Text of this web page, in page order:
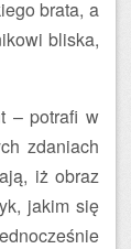
brata, a
bliska,
– potrafi w
zdaniach
iż obraz
jakim się